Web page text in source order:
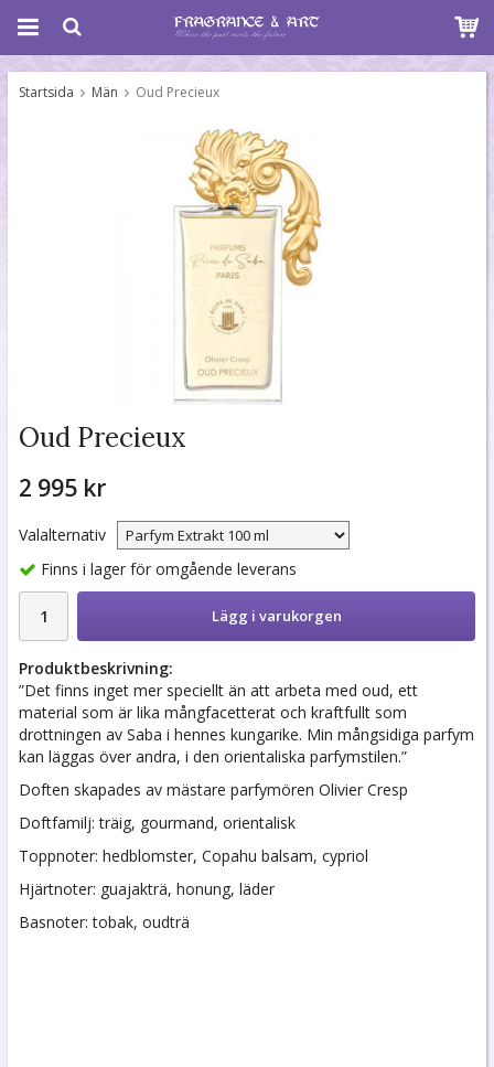
Startsida Män Oud Precieux
Oud Precieux
2 995 kr
Valalternativ
Finns i lager för omgående leverans
Lägg i varukorgen
Produktbeskrivning:
”Det finns inget mer speciellt än att arbeta med oud, ett
material som är lika mångfacetterat och kraftfullt som
drottningen av Saba i hennes kungarike. Min mångsidiga parfym
kan läggas över andra, i den orientaliska parfymstilen.”
Doften skapades av mästare parfymören Olivier Cresp
Doftfamilj: träig, gourmand, orientalisk
Toppnoter: hedblomster, Copahu balsam, cypriol
Hjärtnoter: guajakträ, honung, läder
Basnoter: tobak, oudträ